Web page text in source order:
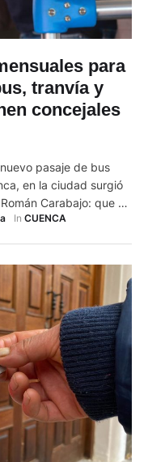
para
tranvía y
concejales
pasaje de bus
en la ciudad surgió
Carabajo: que se
mensuales para usar
In CUENCA